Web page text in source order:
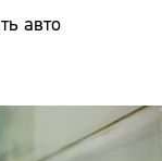
авто